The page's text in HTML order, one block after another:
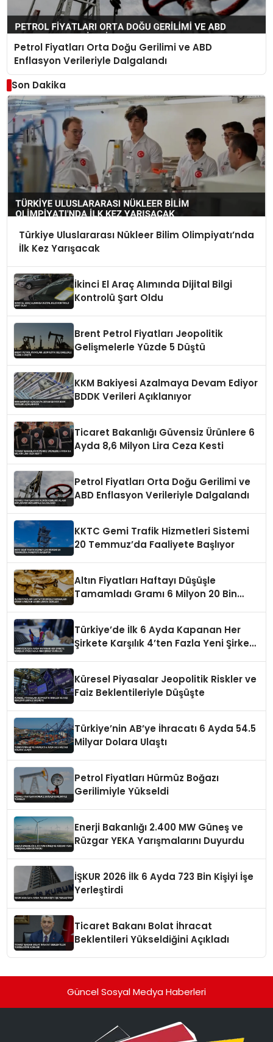
Petrol Fiyatları Orta Doğu Gerilimi ve ABD
Enflasyon Verileriyle Dalgalandı
Son Dakika
Türkiye Uluslararası Nükleer Bilim Olimpiyatı’nda
İlk Kez Yarışacak
İkinci El Araç Alımında Dijital Bilgi
Kontrolü Şart Oldu
Brent Petrol Fiyatları Jeopolitik
Gelişmelerle Yüzde 5 Düştü
KKM Bakiyesi Azalmaya Devam Ediyor
BDDK Verileri Açıklanıyor
Ticaret Bakanlığı Güvensiz Ürünlere 6
Ayda 8,6 Milyon Lira Ceza Kesti
Petrol Fiyatları Orta Doğu Gerilimi ve
ABD Enflasyon Verileriyle Dalgalandı
KKTC Gemi Trafik Hizmetleri Sistemi
20 Temmuz’da Faaliyete Başlıyor
Altın Fiyatları Haftayı Düşüşle
Tamamladı Gramı 6 Milyon 20 Bin
Türkiye’de İlk 6 Ayda Kapanan Her
Şirkete Karşılık 4’ten Fazla Yeni Şirket
Küresel Piyasalar Jeopolitik Riskler ve
Faiz Beklentileriyle Düşüşte
Türkiye’nin AB’ye İhracatı 6 Ayda 54.5
Milyar Dolara Ulaştı
Petrol Fiyatları Hürmüz Boğazı
Gerilimiyle Yükseldi
Enerji Bakanlığı 2.400 MW Güneş ve
Rüzgar YEKA Yarışmalarını Duyurdu
İŞKUR 2026 İlk 6 Ayda 723 Bin Kişiyi İşe
Yerleştirdi
Ticaret Bakanı Bolat İhracat
Beklentileri Yükseldiğini Açıkladı
Güncel Sosyal Medya Haberleri